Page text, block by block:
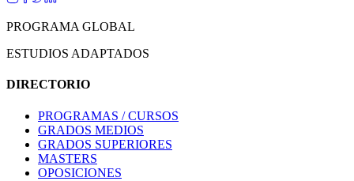
PROGRAMA GLOBAL
ESTUDIOS ADAPTADOS
DIRECTORIO
PROGRAMAS / CURSOS
GRADOS MEDIOS
GRADOS SUPERIORES
MASTERS
OPOSICIONES